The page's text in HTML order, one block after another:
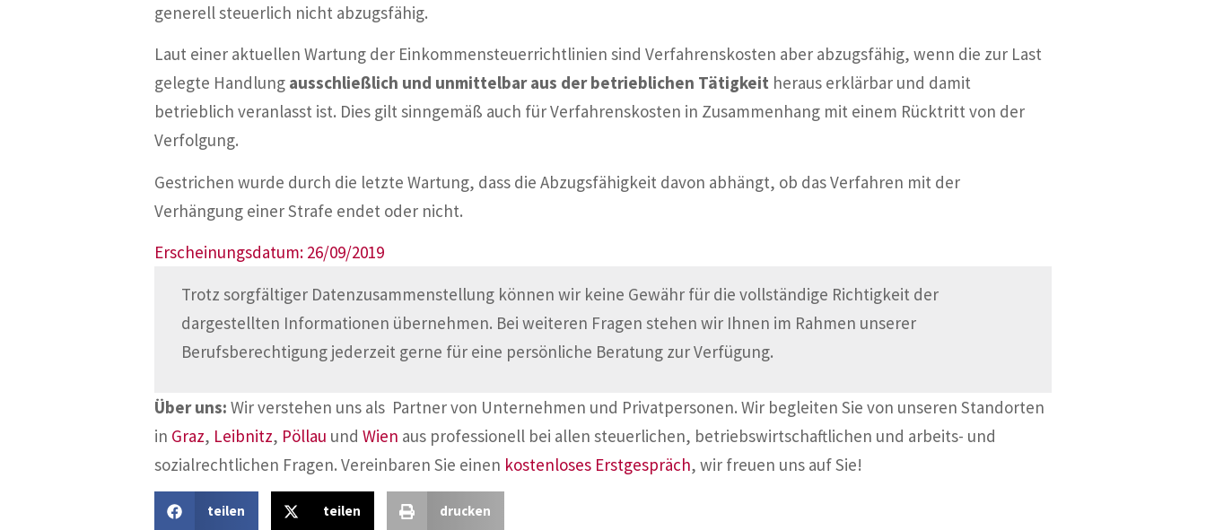
generell steuerlich nicht abzugsfähig.
Laut einer aktuellen Wartung der Einkommensteuerrichtlinien sind Verfahrenskosten aber abzugsfähig, wenn die zur Last
gelegte Handlung ausschließlich und unmittelbar aus der betrieblichen Tätigkeit heraus erklärbar und damit
betrieblich veranlasst ist. Dies gilt sinngemäß auch für Verfahrenskosten in Zusammenhang mit einem Rücktritt von der
Verfolgung.
Gestrichen wurde durch die letzte Wartung, dass die Abzugsfähigkeit davon abhängt, ob das Verfahren mit der
Verhängung einer Strafe endet oder nicht.
Erscheinungsdatum: 26/09/2019
Trotz sorgfältiger Datenzusammenstellung können wir keine Gewähr für die vollständige Richtigkeit der
dargestellten Informationen übernehmen. Bei weiteren Fragen stehen wir Ihnen im Rahmen unserer
Berufsberechtigung jederzeit gerne für eine persönliche Beratung zur Verfügung.
Über uns: Wir verstehen uns als Partner von Unternehmen und Privatpersonen. Wir begleiten Sie von unseren Standorten
in Graz, Leibnitz, Pöllau und Wien aus professionell bei allen steuerlichen, betriebswirtschaftlichen und arbeits- und
sozialrechtlichen Fragen. Vereinbaren Sie einen kostenloses Erstgespräch, wir freuen uns auf Sie!
teilen teilen drucken